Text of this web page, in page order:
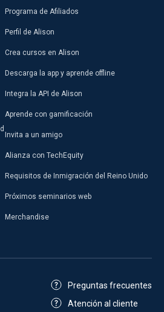
Programa de Afiliados
Perfil de Alison
Crea cursos en Alison
Descarga la app y aprende offline
Integra la API de Alison
Aprende con gamificación
Invita a un amigo
Alianza con TechEquity
Requisitos de Inmigración del Reino Unido
Próximos seminarios web
Merchandise
Preguntas frecuentes
Atención al cliente